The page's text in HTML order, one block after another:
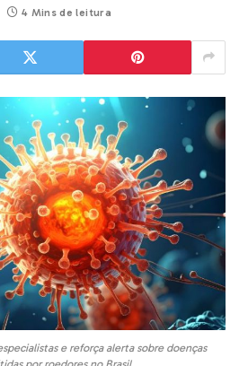
4 Mins de leitura
e reforça alerta sobre doenças